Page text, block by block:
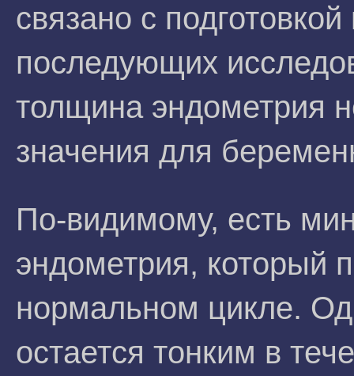
связано с
последующих
толщина эндометрия
значения для
По-видимому, есть
эндометрия, который
нормальном цикле.
остается тонким в